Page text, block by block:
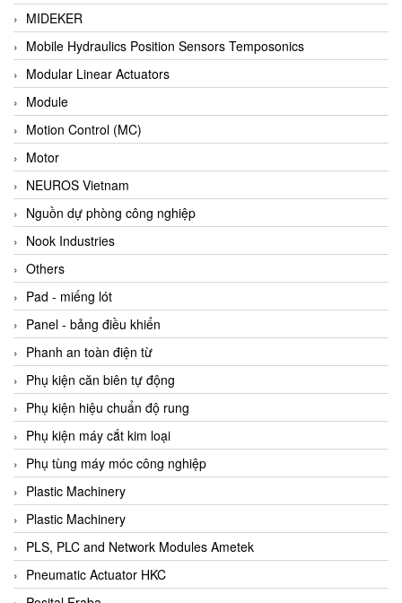
Baumuller Vietnam
Baykee
BBC Bircher Smart Access
BCS ITALY
BEA SENSORS
Beacon Extender
Beckhoff
Bedook
Bei Sensor
Beijer
Beinlich-pumps
Beka
BEKO
Belimo
Benetech Vietnam
Bently Nevada
Bentone Vietnam
Bernstein Vietnam
Berthold
Bestech
Bestech
MIDEKER
Mobile Hydraulics Position Sensors Temposonics
Modular Linear Actuators
Module
Motion Control (MC)
Motor
NEUROS Vietnam
Nguồn dự phòng công nghiệp
Nook Industries
Others
Pad - miếng lót
Panel - bảng điều khiển
Phanh an toàn điện từ
Phụ kiện căn biên tự động
Phụ kiện hiệu chuẩn độ rung
Phụ kiện máy cắt kim loại
Phụ tùng máy móc công nghiệp
Plastic Machinery
Plastic Machinery
PLS, PLC and Network Modules Ametek
Pneumatic Actuator HKC